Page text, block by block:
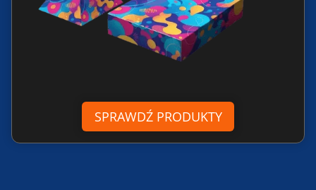
SPRAWDŹ PRODUKTY